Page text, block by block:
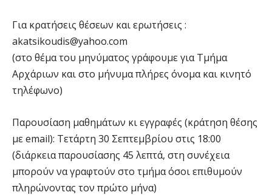
Για κρατήσεις θέσεων και ερωτήσεις :
akatsikoudis@yahoo.com
(στο θέμα του μηνύματος γράφουμε για Τμήμα
Αρχάριων και στο μήνυμα πλήρες όνομα και κινητό
τηλέφωνο)
Παρουσίαση μαθημάτων κι εγγραφές (κράτηση θέσης
με email): Τετάρτη 30 Σεπτεμβρίου στις 18:00
(διάρκεια παρουσίασης 45 λεπτά, στη συνέχεια
μπορούν να γραφτούν στο τμήμα όσοι επιθυμούν
πληρώνοντας τον πρώτο μήνα)